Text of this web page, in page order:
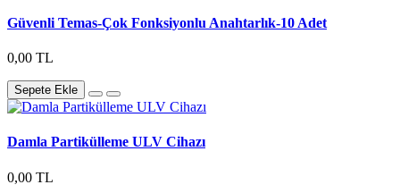
Güvenli Temas-Çok Fonksiyonlu Anahtarlık-10 Adet
0,00 TL
Sepete Ekle
Damla Partikülleme ULV Cihazı
0,00 TL